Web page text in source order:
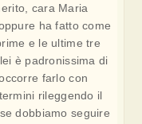
cara Maria
ha fatto come
e le ultime tre
è padronissima di
farlo con
rileggendo il
dobbiamo seguire